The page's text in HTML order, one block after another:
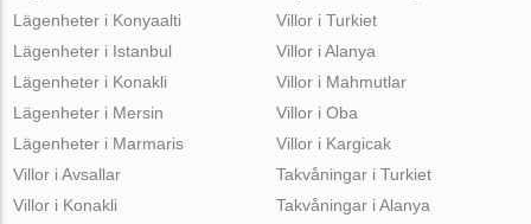
Lägenheter i Konyaalti
Lägenheter i Istanbul
Lägenheter i Konakli
Lägenheter i Mersin
Lägenheter i Marmaris
Villor i Turkiet
Villor i Alanya
Villor i Mahmutlar
Villor i Oba
Villor i Kargicak
Villor i Avsallar
Villor i Konakli
Takvåningar i Turkiet
Takvåningar i Alanya